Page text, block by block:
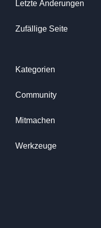
Letzte Änderungen
Zufällige Seite
Kategorien
Community
Mitmachen
Werkzeuge